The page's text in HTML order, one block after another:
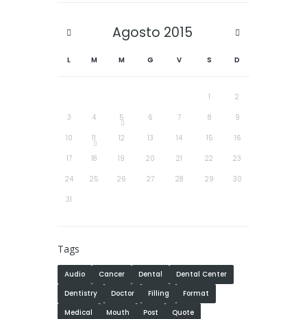
Agosto 2015
L M M G V S D
1 2
3 4 5 6 7 8 9
10 11 12 13 14 15 16
17 18 19 20 21 22 23
24 25 26 27 28 29 30
31
Tags
Audio Cancer Dental Dental Center
Dentistry Doctor Filling Format
Medical Mouth Post Quote